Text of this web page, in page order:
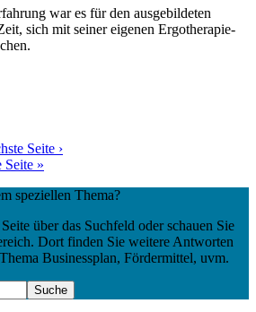
war es für den ausgebildeten
sich mit seiner eigenen Ergotherapie-
Seite ›
Seite »
speziellen Thema?
über das Suchfeld oder schauen Sie
Dort finden Sie weitere Antworten
Businessplan, Fördermittel, uvm.